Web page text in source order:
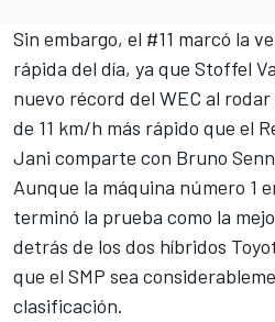
Sin embargo, el #11 marcó la
rápida del día, ya que Stoffel
nuevo récord del WEC al
de 11 km/h más rápido que el
Jani comparte con Bruno
Aunque la máquina número 1
terminó la prueba como la
detrás de los dos híbridos
que el SMP sea
clasificación.